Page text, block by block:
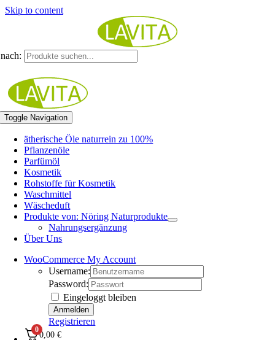
Skip to content
Toggle Navigation
ätherische Öle naturrein zu 100%
Pflanzenöle
Parfümöl
Kosmetik
Rohstoffe für Kosmetik
Waschmittel
Wäscheduft
Produkte von: Nöring Naturprodukte
Nahrungsergänzung
Über Uns
WooCommerce My Account
Username:
Password:
Eingeloggt bleiben
Registrieren
0
0,00€